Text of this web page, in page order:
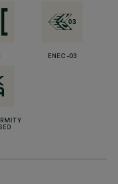
ENEC-03